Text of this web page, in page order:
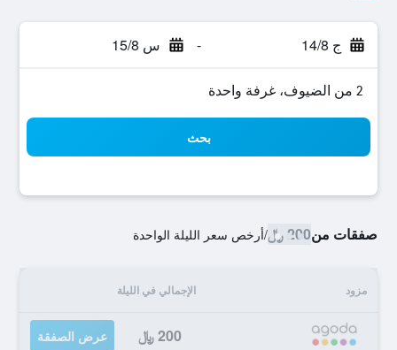
ج 14/8 - س 15/8
2 من الضيوف، غرفة واحدة
بحث
صفقات من200 ﷼ /أرخص سعر الليلة الواحدة
مزود الإجمالي في الليلة
200 ﷼ عرض الصفقة